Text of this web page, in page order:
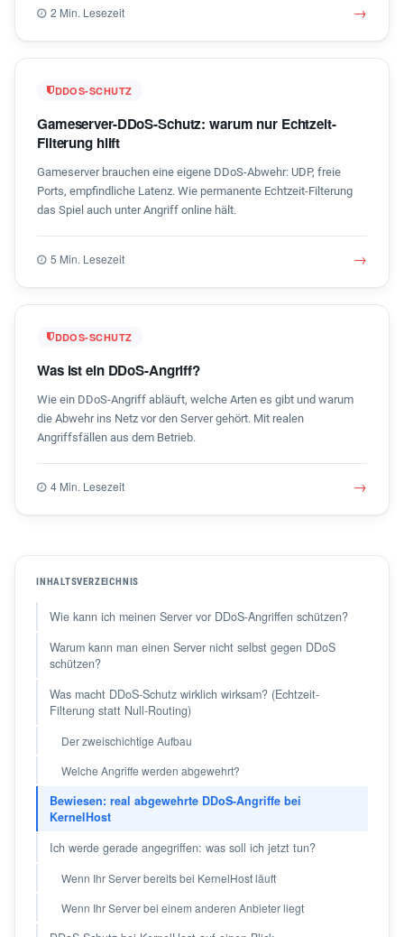
2 Min. Lesezeit →
DDOS-SCHUTZ
Gameserver-DDoS-Schutz: warum nur Echtzeit-
Filterung hilft
Gameserver brauchen eine eigene DDoS-Abwehr: UDP, freie
Ports, empfindliche Latenz. Wie permanente Echtzeit-Filterung
das Spiel auch unter Angriff online hält.
5 Min. Lesezeit →
DDOS-SCHUTZ
Was ist ein DDoS-Angriff?
Wie ein DDoS-Angriff abläuft, welche Arten es gibt und warum
die Abwehr ins Netz vor den Server gehört. Mit realen
Angriffsfällen aus dem Betrieb.
4 Min. Lesezeit →
INHALTSVERZEICHNIS
Wie kann ich meinen Server vor DDoS-Angriffen schützen?
Warum kann man einen Server nicht selbst gegen DDoS
schützen?
Was macht DDoS-Schutz wirklich wirksam? (Echtzeit-
Filterung statt Null-Routing)
Der zweischichtige Aufbau
Welche Angriffe werden abgewehrt?
Bewiesen: real abgewehrte DDoS-Angriffe bei
KernelHost
Ich werde gerade angegriffen: was soll ich jetzt tun?
Wenn Ihr Server bereits bei KernelHost läuft
Wenn Ihr Server bei einem anderen Anbieter liegt